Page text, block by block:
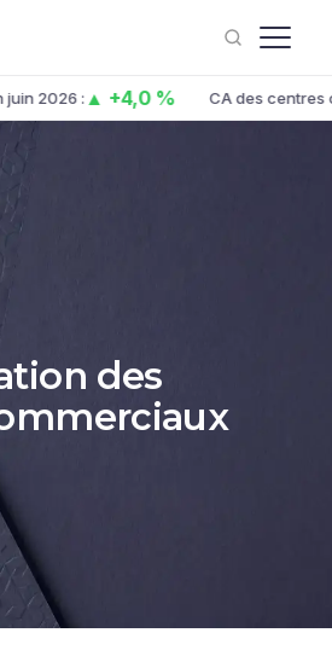
2026 :▲ +4,0 % CA des centres
des